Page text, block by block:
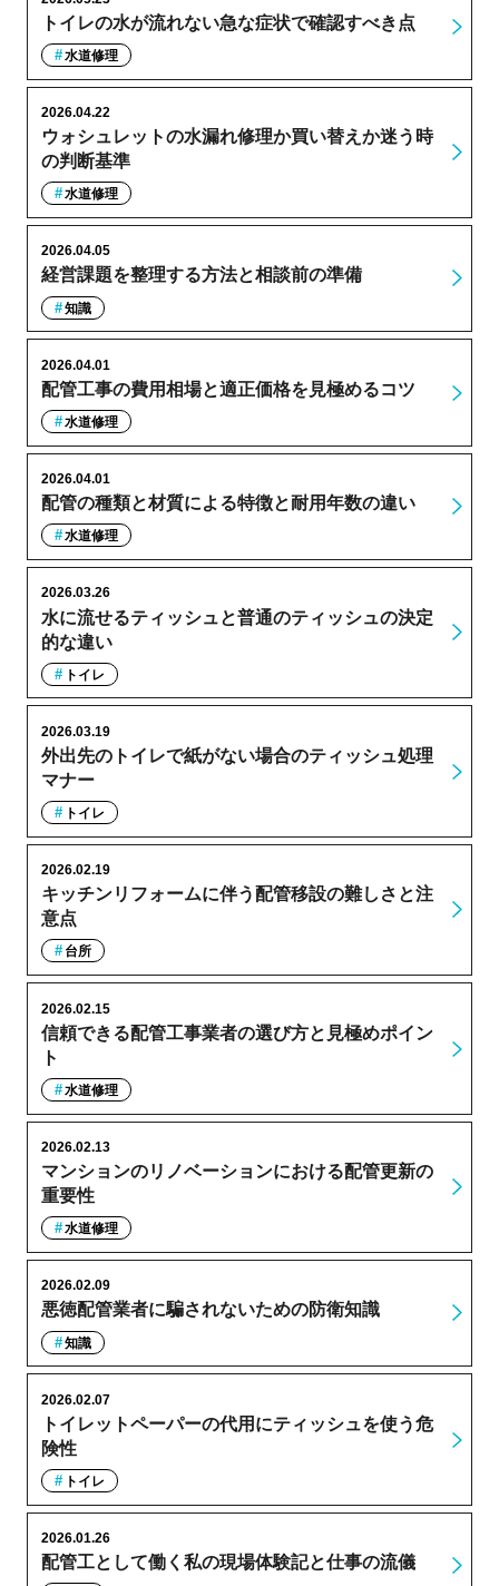
トイレの水が流れない急な症状で確認すべき点
水道修理
ウォシュレットの水漏れ修理か買い替えか迷う時
の判断基準
2026.04.22
水道修理
経営課題を整理する方法と相談前の準備
2026.04.05
知識
配管工事の費用相場と適正価格を見極めるコツ
2026.04.01
水道修理
配管の種類と材質による特徴と耐用年数の違い
2026.04.01
水道修理
水に流せるティッシュと普通のティッシュの決定
的な違い
2026.03.26
トイレ
外出先のトイレで紙がない場合のティッシュ処理
マナー
2026.03.19
トイレ
キッチンリフォームに伴う配管移設の難しさと注
意点
2026.02.19
台所
信頼できる配管工事業者の選び方と見極めポイン
ト
2026.02.15
水道修理
マンションのリノベーションにおける配管更新の
重要性
2026.02.13
水道修理
悪徳配管業者に騙されないための防衛知識
2026.02.09
知識
トイレットペーパーの代用にティッシュを使う危
険性
2026.02.07
トイレ
配管工として働く私の現場体験記と仕事の流儀
2026.01.26